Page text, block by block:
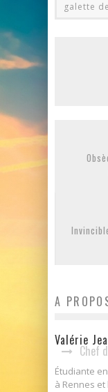
galette
A
Valérie
Chef
Étudiante
à Rennes